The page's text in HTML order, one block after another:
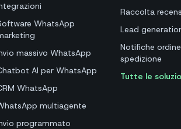
WhatsApp
massivo WhatsApp
AI per WhatsApp
WhatsApp
multiagente
programmato
Raccolta
Lead
Notifiche
spedizione
Tutte le